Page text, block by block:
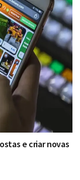
e criar novas